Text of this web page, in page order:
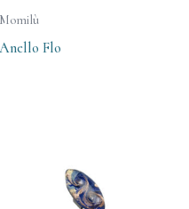
Momilù
Anello Flo